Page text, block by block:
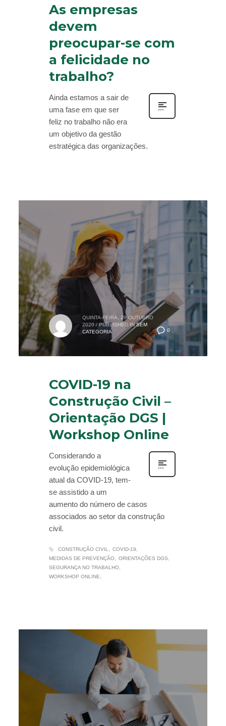
As empresas
devem
preocupar-se com
a felicidade no
trabalho?
Ainda estamos a sair de
uma fase em que ser
feliz no trabalho não era
um objetivo da gestão
estratégica das organizações.
0
QUINTA-FEIRA, 29 OUTUBRO
2020 / PUBLISHED IN SEM
CATEGORIA
COVID-19 na
Construção Civil –
Orientação DGS |
Workshop Online
Considerando a
evolução epidemiológica
atual da COVID-19, tem-
se assistido a um
aumento do número de casos
associados ao setor da construção
civil.
CONSTRUÇÃO CIVIL
COVID-19
MEDIDAS DE PREVENÇÃO
ORIENTAÇÕES DGS
SEGURANÇA NO TRABALHO
WORKSHOP ONLINE